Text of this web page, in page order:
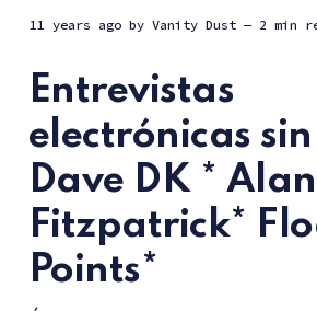
11 years agoby Vanity Dust — 2 min
Entrevistas
electrónicas
Dave DK * Alan
Fitzpatrick*
Points*